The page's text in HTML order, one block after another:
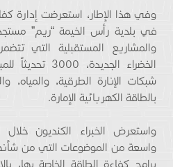
وفي هذا الإطار، استعرضت إدارة
في بلدية رأس الخيمة “ريم”
والمشاريع المستقبلية التي
الخضراء
شبكات الإنارة الطرقية،
بالطاقة الكهربائية الإمارة.
واستعرض الخبراء الكنديون خلال
واسعة من الموضوعات التي من